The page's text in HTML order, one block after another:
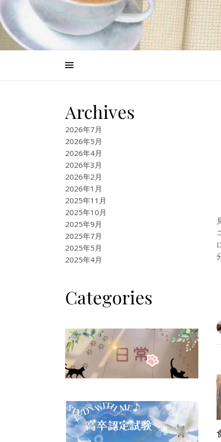
Archives
2026年7月
2026年5月
2026年4月
2026年3月
2026年2月
2026年1月
2025年11月
2025年10月
2025年9月
2025年7月
2025年5月
2025年4月
Categories